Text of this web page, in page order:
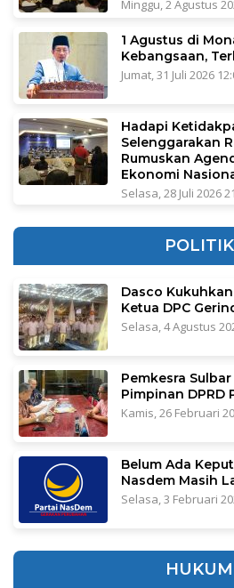
Minggu, 2 Agustus
1 Agustus di
Kebangsaan,
Jumat, 31 Juli 2026
Hadapi
Selenggarakan
Rumuskan
Ekonomi
Selasa, 28 Juli 2026
POLITIK
Dasco
Ketua DPC
Selasa, 4 Agustus
Pemkesra
Pimpinan DPRD
Kamis, 26 Februari
Belum Ada
Nasdem Masih
Selasa, 3 Februari
HUKUM